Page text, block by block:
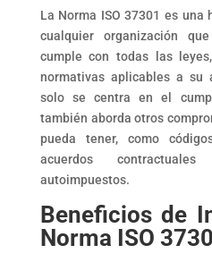
La Norma ISO 37301 es una
cualquier organización
cumple con todas las
normativas aplicables a su
solo se centra en el
también aborda otros
pueda tener, como
acuerdos
autoimpuestos.
Beneficios de
Norma ISO